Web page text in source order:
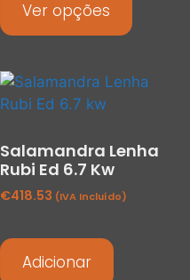
Ver opções
Salamandra Lenha
Rubi Ed 6.7 Kw
€418.53 (IVA Incluído)
Adicionar